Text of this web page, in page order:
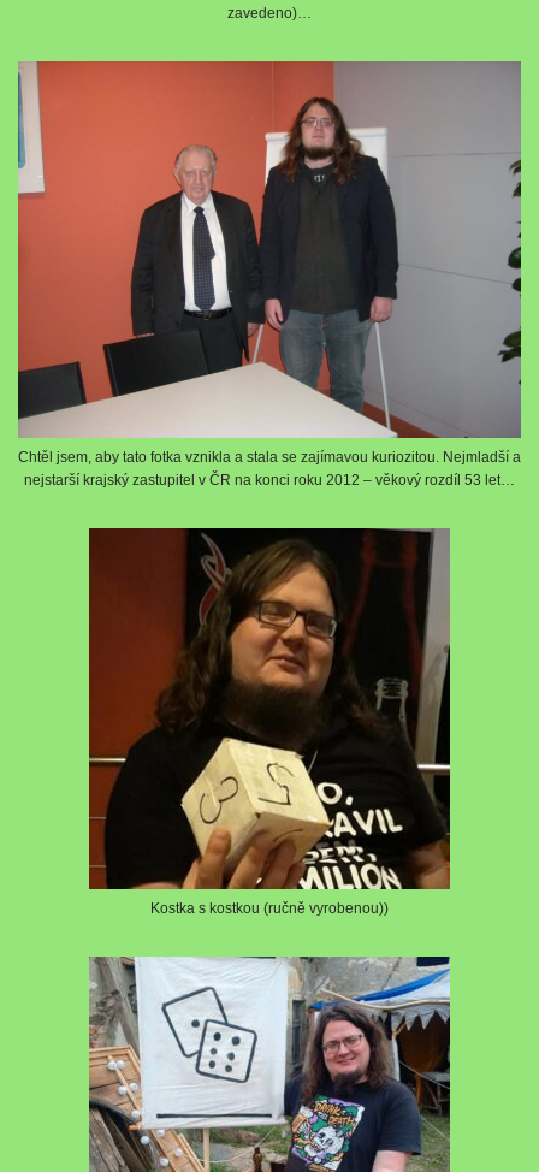
zavedeno)…
Chtěl jsem, aby tato fotka vznikla a stala se zajímavou kuriozitou. Nejmladší a
nejstarší krajský zastupitel v ČR na konci roku 2012 – věkový rozdíl 53 let…
Kostka s kostkou (ručně vyrobenou))